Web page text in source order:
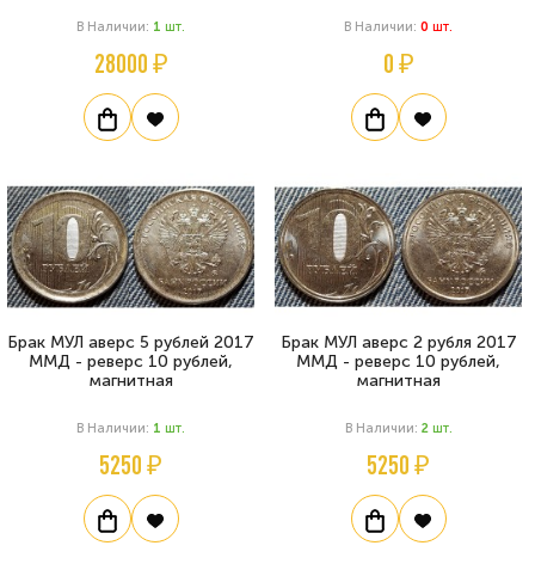
В Наличии: 1 Шт.
28000 ₽
В Наличии: 0 Шт.
0 ₽
Брак МУЛ аверс 5 рублей 2017
ММД - реверс 10 рублей,
магнитная
В Наличии: 1 Шт.
5250 ₽
Брак МУЛ аверс 2 рубля 2017
ММД - реверс 10 рублей,
магнитная
В Наличии: 2 Шт.
5250 ₽